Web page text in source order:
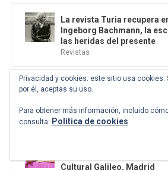
La revista Turia recupera
Ingeborg Bachmann, la
las heridas del presente
Revistas
Ground Rules. Alejandro
jun.2026-30. ago.2026
Exposiciones
Cambio de tercio.
Archivo Santos Trullo
Cultural Galileo, Madrid
Privacidad y cookies: este sitio usa cookies.
por él, aceptas su uso.
Para obtener más información, incluido
consulta: Política de cookies